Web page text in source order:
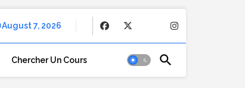
August 7, 2026
Chercher Un Cours